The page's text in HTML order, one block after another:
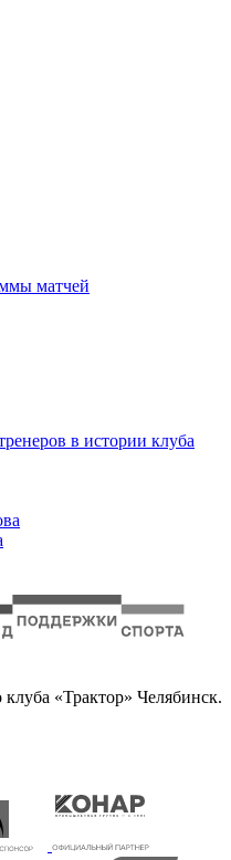
матчей
в истории клуба
«Трактор» Челябинск.